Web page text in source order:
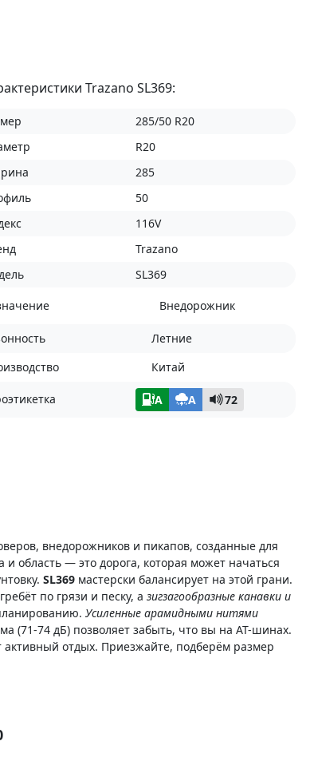
Trazano SL369:
285/50 R20
R20
285
50
116V
Trazano
SL369
Внедорожник
Летние
Китай
A A 72
внедорожников и пикапов, созданные для
область — это дорога, которая может начаться
SL369 мастерски балансирует на этой грани.
по грязи и песку, а зигзагообразные канавки и
Усиленные арамидными нитями
(71-74 дБ) позволяет забыть, что вы на AT-шинах.
активный отдых. Приезжайте, подберём размер